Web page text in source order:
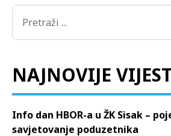
NAJNOVIJE
Info dan HBOR-a u ŽK Sisak –
savjetovanje poduzetnika